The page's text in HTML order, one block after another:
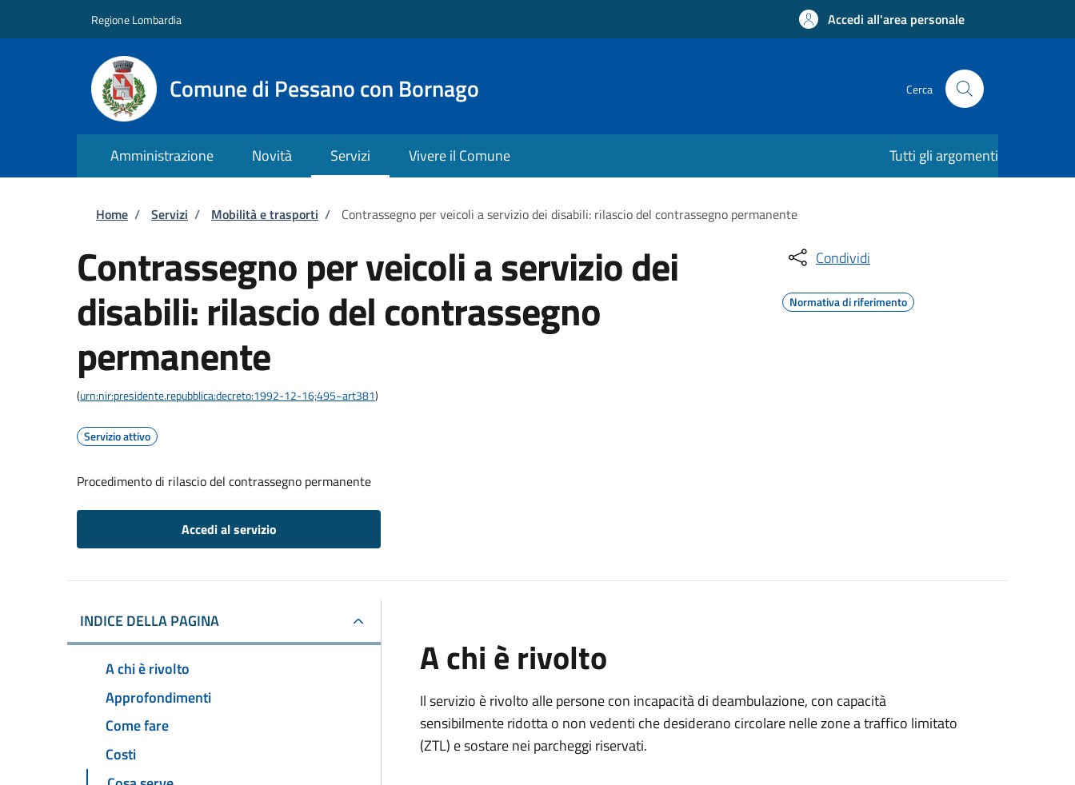
Regione Lombardia Accedi all'area personale
Comune di Pessano con Bornago Cerca
Amministrazione Novità Servizi Vivere il Comune Tutti gli argomenti
Briciole di pane
Home / Servizi / Mobilità e trasporti / Contrassegno per veicoli a servizio dei disabili: rilascio del contrassegno permanente
Contrassegno per veicoli a servizio dei
disabili: rilascio del contrassegno
permanente
(urn:nir:presidente.repubblica:decreto:1992-12-16;495~art381)
Servizio attivo
Procedimento di rilascio del contrassegno permanente
Accedi al servizio
Condividi
Normativa di riferimento
INDICE DELLA PAGINA
A chi è rivolto
Approfondimenti
Come fare
Costi
A chi è rivolto
Il servizio è rivolto alle persone con incapacità di deambulazione, con capacità
sensibilmente ridotta o non vedenti che desiderano circolare nelle zone a traffico limitato
(ZTL) e sostare nei parcheggi riservati.